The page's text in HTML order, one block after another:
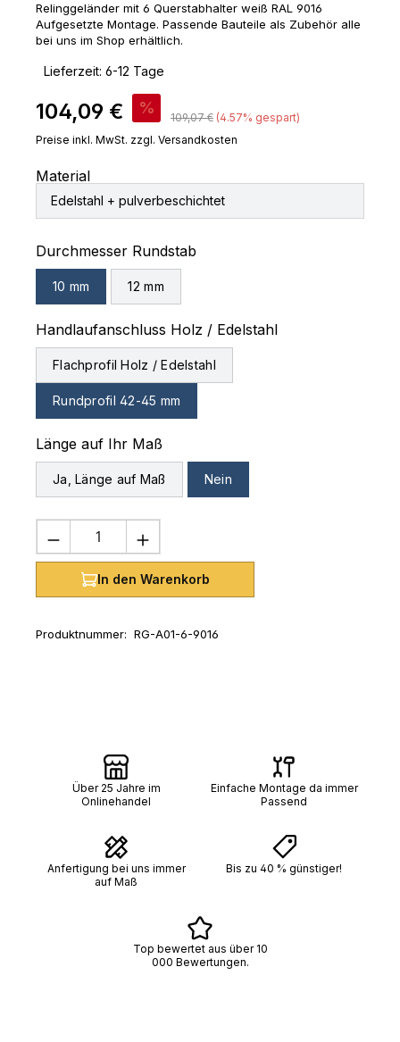
Relinggeländer mit 6 Querstabhalter weiß RAL 9016
Aufgesetzte Montage. Passende Bauteile als Zubehör alle
bei uns im Shop erhältlich.
Lieferzeit: 6-12 Tage
Verkaufspreis:
104,09 € % Regulärer Preis:
109,07 € (4.57% gespart)
Preise inkl. MwSt. zzgl. Versandkosten
Material
Edelstahl + pulverbeschichtet
Durchmesser Rundstab
10 mm 12 mm
Handlaufanschluss Holz / Edelstahlauswählen
Flachprofil Holz / Edelstahl
Rundprofil 42-45 mm
Länge auf Ihr Maß
Ja, Länge auf Maß Nein
Produkt Anzahl: Gib den
In den Warenkorb
Produktnummer: RG-A01-6-9016
Über 25 Jahre im
Onlinehandel
Einfache Montage da immer
Passend
Anfertigung bei uns immer
auf Maß
Bis zu 40 % günstiger!
Top bewertet aus über 10
000 Bewertungen.